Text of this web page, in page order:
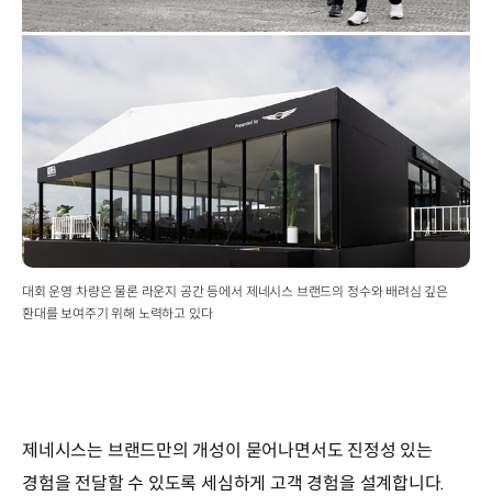
대회 운영 차량은 물론 라운지 공간 등에서 제네시스 브랜드의 정수와 배려심 깊은
환대를 보여주기 위해 노력하고 있다
제네시스는 브랜드만의 개성이 묻어나면서도 진정성 있는
경험을 전달할 수 있도록 세심하게 고객 경험을 설계합니다.